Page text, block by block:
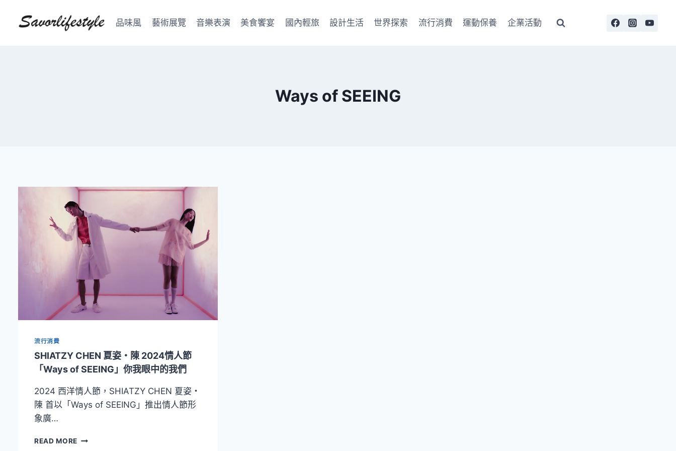
品味風 藝術展覽 音樂表演 美食饗宴 國內輕旅 設計生活 世界探索 流行消費 運動保養 企業活動
Ways of SEEING
流行消費
SHIATZY CHEN 夏姿・陳 2024情人節
「Ways of SEEING」你我眼中的我們
2024 西洋情人節，SHIATZY CHEN 夏姿・
陳 首以「Ways of SEEING」推出情人節形
象廣…
READ MORE SHIATZY